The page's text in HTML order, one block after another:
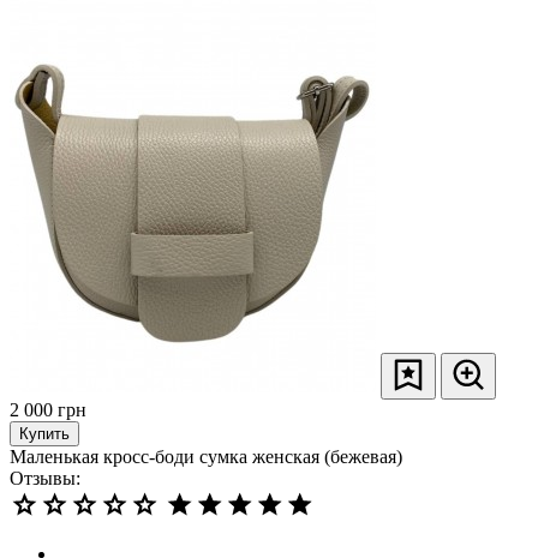
2 000 грн
Купить
Маленькая кросс-боди сумка женская (бежевая)
Отзывы: